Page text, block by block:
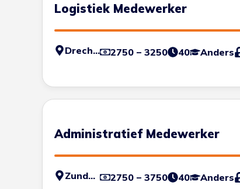
Logistiek Medewerker
Drechtsteden 2750 – 3250 40 Anders
Administratief Medewerker
Zundert 2750 – 3750 40 Anders